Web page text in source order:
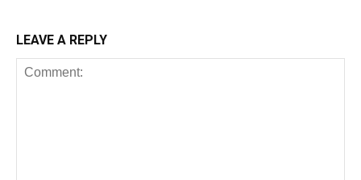
LEAVE A REPLY